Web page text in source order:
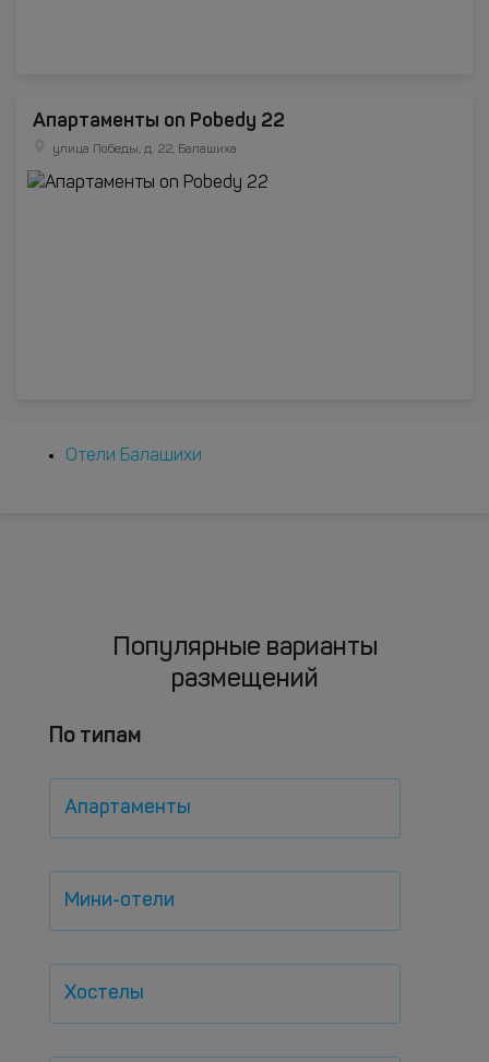
Апартаменты on Pobedy 22
улица Победы, д. 22, Балашиха
Отели Балашихи
Популярные варианты
размещений
По типам
Апартаменты
Мини-отели
Хостелы